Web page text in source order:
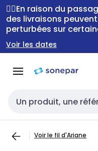
Passer à la
navigation
Passer
au
contenu
🚴‍♂️En raison du
des livraisons
perturbées sur
Voir les dates
Entrée de recherche
Voir le fil d'Ariane